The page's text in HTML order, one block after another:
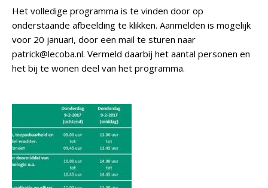
Het volledige programma is te vinden door op
onderstaande afbeelding te klikken. Aanmelden is mogelijk
voor 20 januari, door een mail te sturen naar
patrick@lecoba.nl. Vermeld daarbij het aantal personen en
het bij te wonen deel van het programma.